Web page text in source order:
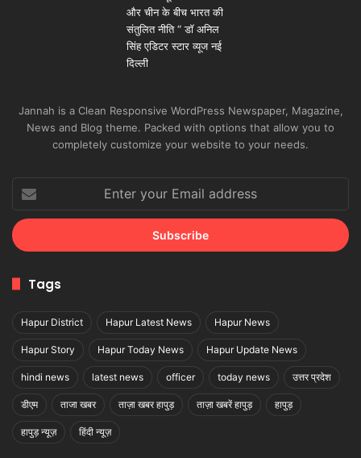
Jannah is a Clean Responsive WordPress Newspaper, Magazine,
News and Blog theme. Packed with options that allow you to
completely customize your website to your needs.
your
Email
address
Tags
Hapur District Hapur Latest News Hapur News
Hapur Story Hapur Today News Hapur Update News
hindi news latest news officer today news उत्तर प्रदेश
डीएम ताजा खबर ताज़ा खबर हापुड़ ताज़ा खबरें हापुड़ हापुड़
हापुड़ न्यूज़ हिंदी न्यूज़